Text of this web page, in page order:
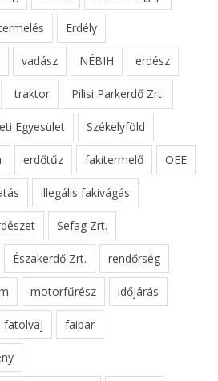
Erdély
vadász NÉBIH erdész
traktor Pilisi Parkerdő Zrt.
Egyesület Székelyföld
erdőtűz fakitermelő OEE
illegális fakivágás
Sefag Zrt.
Északerdő Zrt. rendőrség
motorfűrész időjárás
fatolvaj faipar